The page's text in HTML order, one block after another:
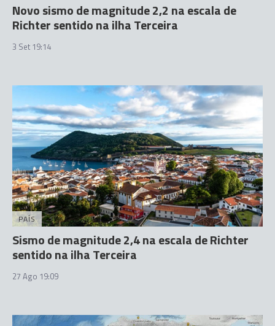
Novo sismo de magnitude 2,2 na escala de
Richter sentido na ilha Terceira
3 Set 19:14
PAÍS
Sismo de magnitude 2,4 na escala de Richter
sentido na ilha Terceira
27 Ago 19:09